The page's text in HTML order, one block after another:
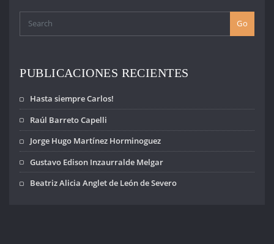
Go
PUBLICACIONES RECIENTES
Hasta siempre Carlos!
Raúl Barreto Capelli
Jorge Hugo Martínez Horminoguez
Gustavo Edison Inzaurralde Melgar
Beatriz Alicia Anglet de León de Severo